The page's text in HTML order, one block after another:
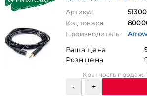
Артикул
Код товара
Производитель
Ваша цена
Розн.цена
Кратность продаж: 1